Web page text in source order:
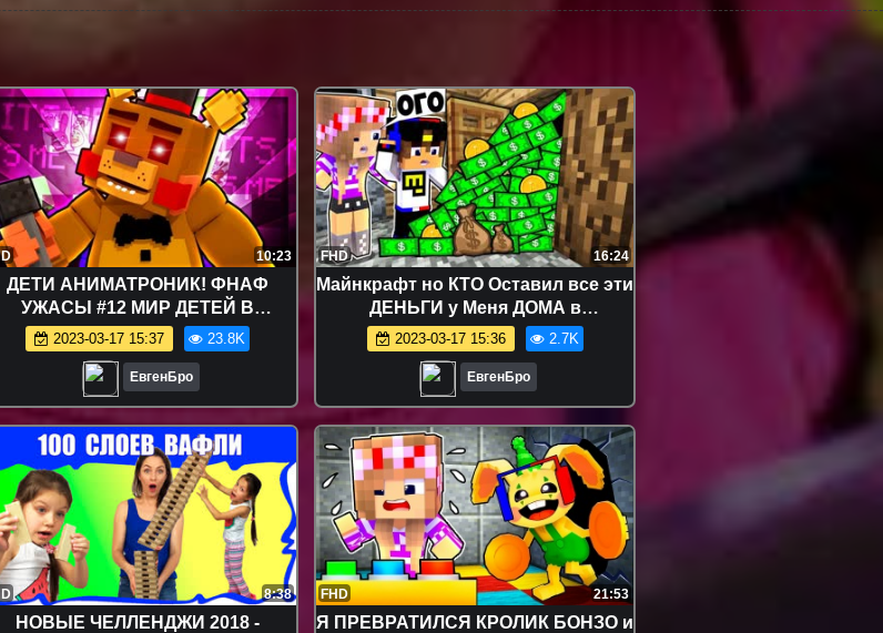
10:23
ДЕТИ АНИМАТРОНИК! ФНАФ
УЖАСЫ #12 МИР ДЕТЕЙ В
КТО ТВОЙ ПАПОЧКА!
ДЕТИ MINECRAFT!
2023-03-17 15:37 23.8K
ЕвгенБро
FHD 16:24
Майнкрафт но КТО Оставил все эти
ДЕНЬГИ у Меня ДОМА в
Майнкрафте Троллинг Ловушка
Minecraft
2023-03-17 15:36 2.7K
ЕвгенБро
8:38
НОВЫЕ ЧЕЛЛЕНДЖИ 2018 -
FHD 21:53
Я ПРЕВРАТИЛСЯ КРОЛИК БОНЗО и